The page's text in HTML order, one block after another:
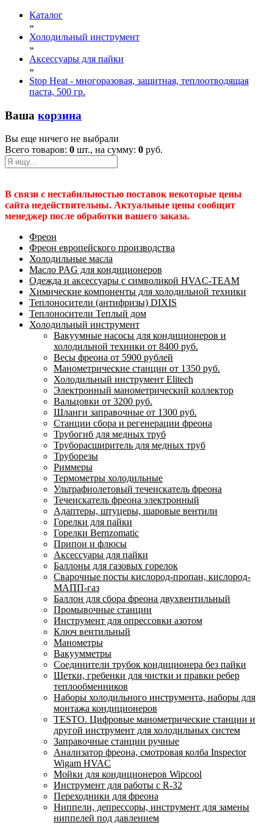
Каталог
»
Холодильный инструмент
»
Аксессуары для пайки
»
Stop Heat - многоразовая, защитная, теплоотводящая
паста, 500 гр.
Ваша корзина
Вы еще ничего не выбрали
Всего товаров: 0 шт., на сумму: 0 руб.
В связи с нестабильностью поставок некоторые цены
сайта недействительны. Актуальные цены сообщит
менеджер после обработки вашего заказа.
Фреон
Фреон европейского производства
Холодильные масла
Масло PAG для кондиционеров
Одежда и аксессуары с символикой HVAC-TEAM
Химические компоненты для холодильной техники
Теплоносители (антифризы) DIXIS
Теплоносители Теплый дом
Холодильный инструмент
Вакуумные насосы для кондиционеров и
холодильной техники от 8400 руб.
Весы фреона от 5900 рублей
Манометрические станции от 1350 руб.
Холодильный инструмент Elitech
Электронный манометрический коллектор
Вальцовки от 3200 руб.
Шланги заправочные от 1300 руб.
Станции сбора и регенерации фреона
Трубогиб для медных труб
Труборасширитель для медных труб
Труборезы
Риммеры
Термометры холодильные
Ультрафиолетовый течеискатель фреона
Течеискатель фреона электронный
Адаптеры, штуцеры, шаровые вентили
Горелки для пайки
Горелки Bernzomatic
Припои и флюсы
Аксессуары для пайки
Баллоны для газовых горелок
Сварочные посты кислород-пропан, кислород-
МАПП-газ
Баллон для сбора фреона двухвентильный
Промывочные станции
Инструмент для опрессовки азотом
Ключ вентильный
Манометры
Вакуумметры
Соединители трубок кондиционера без пайки
Щетки, гребенки для чистки и правки ребер
теплообменников
Наборы холодильного инструмента, наборы для
монтажа кондиционеров
TESTO. Цифровые манометрические станции и
другой инструмент для холодильных систем
Заправочные станции ручные
Анализатор фреона, смотровая колба Inspector
Wigam HVAC
Мойки для кондиционеров Wipcool
Инструмент для работы с R-32
Переходники для фреона
Ниппели, депрессоры, инструмент для замены
ниппелей под давлением